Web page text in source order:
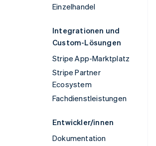
Einzelhandel
Integrationen und
Custom-Lösungen
Stripe App-Marktplatz
Stripe Partner
Ecosystem
Fachdienstleistungen
Entwickler/innen
Dokumentation